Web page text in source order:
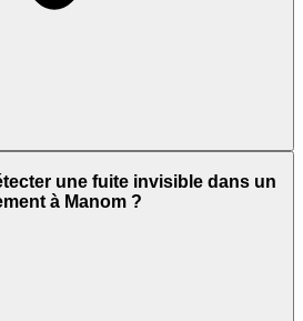
une fuite invisible dans un
à Manom ?